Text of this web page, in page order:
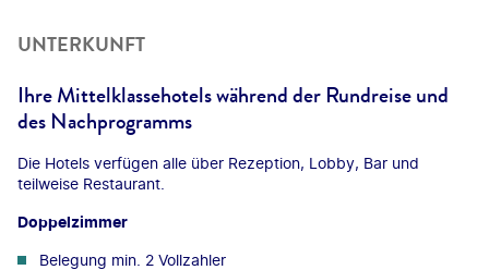
UNTERKUNFT
Ihre Mittelklassehotels während der Rundreise und
des Nachprogramms
Die Hotels verfügen alle über Rezeption, Lobby, Bar und
teilweise Restaurant.
Doppelzimmer
Belegung min. 2 Vollzahler